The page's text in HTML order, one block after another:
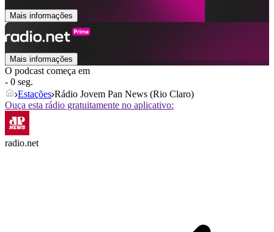
Mais informações
Mais informações
O podcast começa em
- 0 seg.
Estações Rádio Jovem Pan News (Rio Claro)
Ouça esta rádio gratuitamente no aplicativo:
radio.net